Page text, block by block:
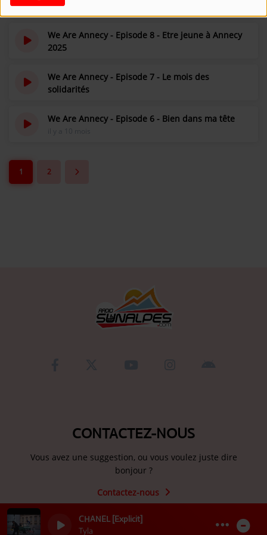
CHANEL [Explicit]
Tyla
il y a 6 mois
We Are Annecy - Episode 8 - Etre jeune à Annecy
2025
We Are Annecy - Episode 7 - Le mois des
solidarités
We Are Annecy - Episode 6 - Bien dans ma tête
1 2
CONTACTEZ-NOUS
Vous avez une suggestion, ou vous voulez juste dire
bonjour ?
Contactez-nous